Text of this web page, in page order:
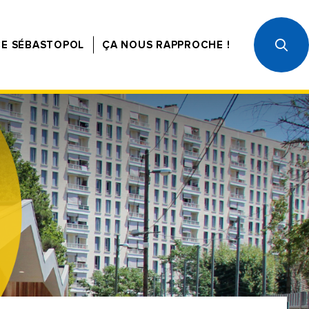
SÉBASTOPOL ÇA NOUS RAPPROCHE !